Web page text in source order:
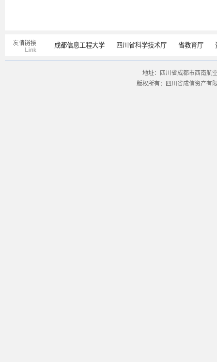
成都信息工程大学 四川省科学技术厅 省教育厅
地址：四川省成都市西南航
版权所有：四川省成信资产有